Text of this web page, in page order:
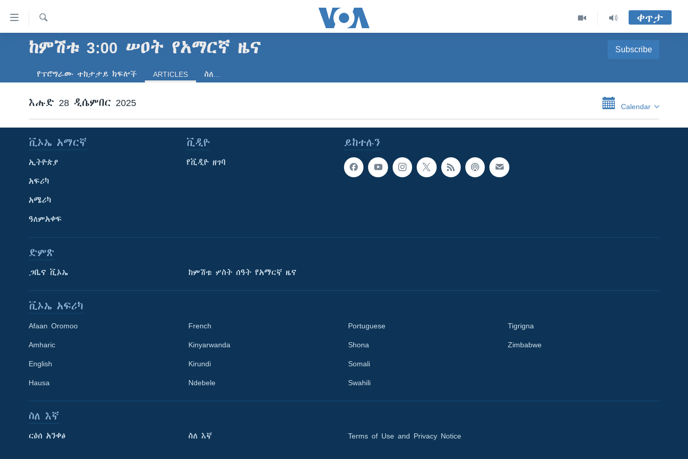
የመሥሪያ
ማገናኛዎች
ይዘት
አፍሪካ
ዓለምአቀፍ
አሜሪካ
መካከለኛው ምሥራቅ
ጋቢና ቪኦኤ
ከምሽቱ ሦስት ሰዓት የአማርኛ ዜና
ቪዲዮ
የፎቶ መድብሎች
ክምችት
ፈልግ
ቀጥታ
ከምሽቱ 3:00 ሠዐት የአማርኛ ዜና Subscribe
Apple Podcasts
ይድረሰኝ / ይላክልኝ
የፕሮግራሙ ተከታታይ ክፍሎች ARTICLES ስለ…
እሑድ 28 ዲሴምበር 2025 Calendar
ይከተሉን
ቪኦኤ አማርኛ
ኢትዮጵያ
አፍሪካ
አሜሪካ
ዓለምአቀፍ
ቪዲዮ
የቪዲዮ ዘገባ
ድምጽ
ጋቢና ቪኦኤ ከምሽቱ ሦስት ሰዓት የአማርኛ ዜና
ቪኦኤ አፍሪካ
Afaan Oromoo
Amharic
English
Hausa
French
Kinyarwanda
Kirundi
Ndebele
Portuguese
Shona
Somali
Swahili
Tigrigna
Zimbabwe
ስለ እኛ
ርዕሰ አንቀፅ ስለ እኛ Terms of Use and Privacy Notice